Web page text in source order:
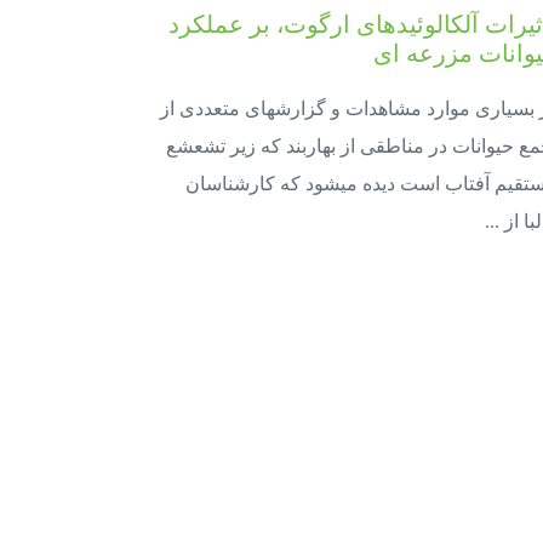
آلکالوئیدهای ارگوت، بر عملکرد
مزرعه ای
بسیاری موارد مشاهدات و گزارش­های متعددی از
حیوانات در مناطقی از بهاربند که زیر تشعشع
آفتاب است دیده می­شود که کارشناسان
از ...